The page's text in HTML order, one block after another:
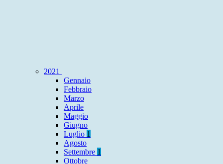
2021
Gennaio
Febbraio
Marzo
Aprile
Maggio
Giugno
Luglio 1
Agosto
Settembre 1
Ottobre